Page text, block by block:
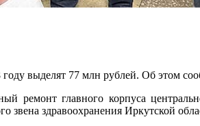
выделят 77 млн рублей. Об этом
ремонт главного корпуса
звена здравоохранения Иркутской